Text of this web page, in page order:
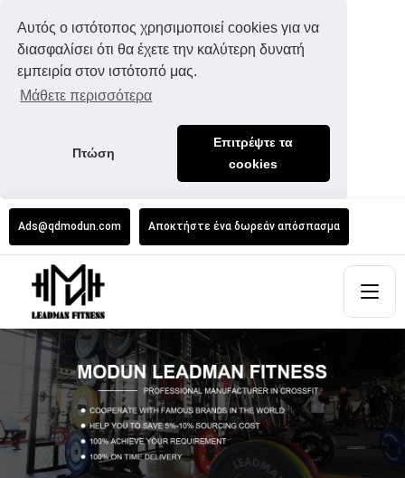
Αυτός ο ιστότοπος χρησιμοποιεί cookies για να
διασφαλίσει ότι θα έχετε την καλύτερη δυνατή
εμπειρία στον ιστότοπό μας.
Μάθετε περισσότερα
Πτώση
Επιτρέψτε τα
cookies
Ads@qdmodun.com Αποκτήστε ένα δωρεάν απόσπασμα